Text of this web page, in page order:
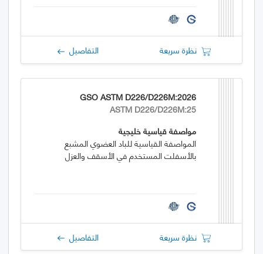
نظرة سريعة التفاصيل
GSO ASTM D226/D226M:2026
ASTM D226/D226M:25
مواصفة قياسية خليجية
المواصفة القياسية للباد العضوي المشبع
بالأسفلت المستخدم في الأسقف والعزل
نظرة سريعة التفاصيل